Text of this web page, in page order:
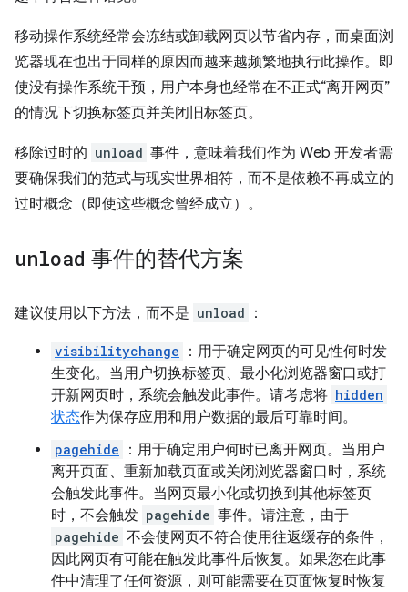
移动操作系统经常会冻结或卸载网页以节省内存，而桌面浏
览器现在也出于同样的原因而越来越频繁地执行此操作。即
使没有操作系统干预，用户本身也经常在不正式“离开网页”
的情况下切换标签页并关闭旧标签页。
移除过时的 unload 事件，意味着我们作为 Web 开发者需
要确保我们的范式与现实世界相符，而不是依赖不再成立的
过时概念（即使这些概念曾经成立）。
unload 事件的替代方案
建议使用以下方法，而不是 unload ：
visibilitychange
：用于确定网页的可见性何时发
生变化。当用户切换标签页、最小化浏览器窗口或打
开新网页时，系统会触发此事件。请考虑将 hidden
状态作为保存应用和用户数据的最后可靠时间。
pagehide
：用于确定用户何时已离开网页。当用户
离开页面、重新加载页面或关闭浏览器窗口时，系统
会触发此事件。当网页最小化或切换到其他标签页
时，不会触发 pagehide 事件。请注意，由于
pagehide 不会使网页不符合使用往返缓存的条件，
因此网页有可能在触发此事件后恢复。如果您在此事
件中清理了任何资源，则可能需要在页面恢复时恢复